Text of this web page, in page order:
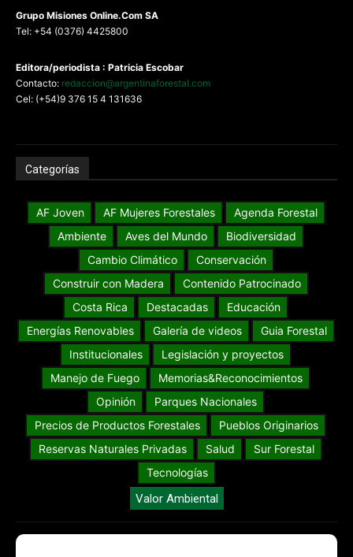
Grupo Misiones Online.Com SA
Tel: +54 (0376) 4425800
Editora/periodista : Patricia Escobar
Contacto: redaccion@argentinaforestal.com
Cel: (+54)9 376 15 4 131636
Categorías
AF Joven AF Mujeres Forestales
Agenda Forestal
Ambiente
Aves del Mundo
Biodiversidad
Cambio Climático
Conservación
Construir con Madera
Contenido Patrocinado
Costa Rica
Destacadas
Educación
Energías Renovables
Galería de videos
Guia Forestal
Institucionales
Legislación y proyectos
Manejo de Fuego
Memorias&Reconocimientos
Opinión
Parques Nacionales
Precios de Productos Forestales
Pueblos Originarios
Reservas Naturales Privadas
Salud
Sur Forestal
Tecnologías
Valor Ambiental